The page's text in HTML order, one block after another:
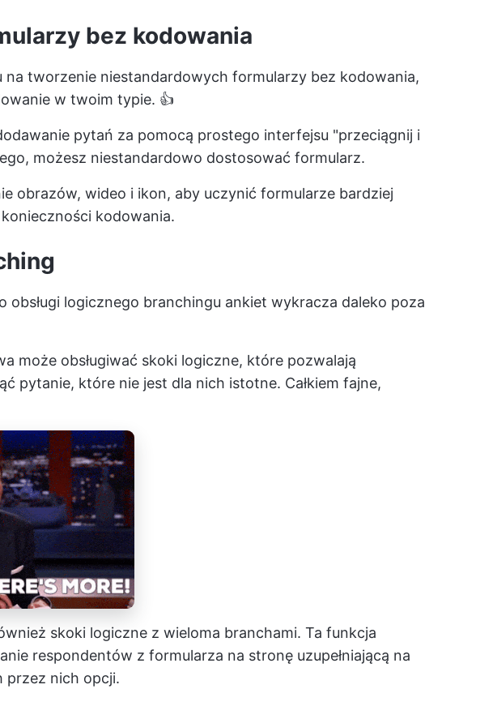
bez kodowania
na tworzenie niestandardowych formularzy bez kodowania,
w twoim typie. 👍
pytań za pomocą prostego interfejsu "przeciągnij i
możesz niestandardowo dostosować formularz.
obrazów, wideo i ikon, aby uczynić formularze bardziej
kodowania.
obsługi logicznego branchingu ankiet wykracza daleko poza
może obsługiwać skoki logiczne, które pozwalają
pytanie, które nie jest dla nich istotne. Całkiem fajne,
skoki logiczne z wieloma branchami. Ta funkcja
respondentów z formularza na stronę uzupełniającą na
przez nich opcji.